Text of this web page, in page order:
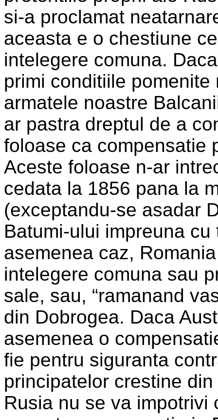
si-a proclamat
aceasta e o chestiune
intelegere comuna.
primi conditiile
armatele noastre
ar pastra dreptul de a
foloase ca compensatie
Aceste foloase n-ar
cedata la 1856 pana la
(exceptandu-se asadar
Batumi-ului impreuna
asemenea caz,
intelegere comuna sau
sale, sau, “ramanand
din Dobrogea. Daca
asemenea o
fie pentru siguranta
principatelor crestine
Rusia nu se va impotrivi